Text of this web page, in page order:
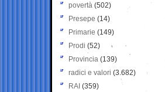
povertà (502)
Presepe (14)
Primarie (149)
Prodi (52)
Provincia (139)
radici e valori (3.682)
RAI (359)